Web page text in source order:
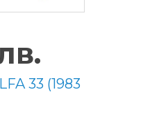
33 (1983